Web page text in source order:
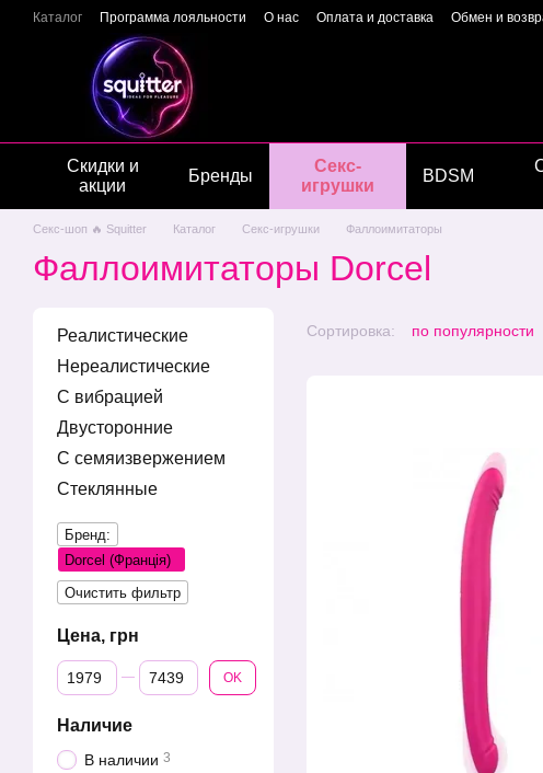
Перейти к основному контенту
Каталог Программа лояльности О нас Оплата и доставка Обмен и
Отзывы о магазине
Скидки и
акции
Бренды
Секс-
игрушки
BDSM
Секс-шоп 🔥 Squitter Каталог Секс-игрушки Фаллоимитаторы
Фаллоимитаторы Dorcel
Сортировка: по популярности
Реалистические
Нереалистические
С вибрацией
Двусторонние
С семяизвержением
Стеклянные
Бренд:
Dorcel (Франція)
Очистить фильтр
Цена, грн
От Цена, грн
До Цена, грн OK
Наличие
В наличии 3